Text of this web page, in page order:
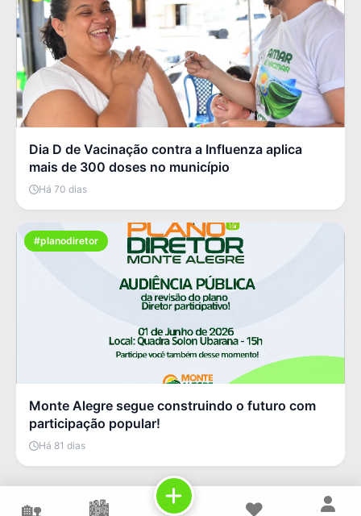
Dia D de Vacinação contra a Influenza aplica
mais de 300 doses no município
Há 70 dias
#planodiretor
Monte Alegre segue construindo o futuro com
participação popular!
Há 81 dias
🏡 🏙️ ❤️